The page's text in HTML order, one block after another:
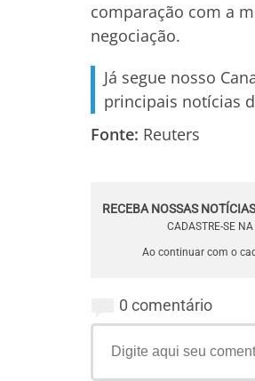
comparação com a
negociação.
Já segue nosso
principais notícias
Fonte: Reuters
RECEBA NOSSAS
CADASTRE-SE
Ao continuar com o
0 comentário